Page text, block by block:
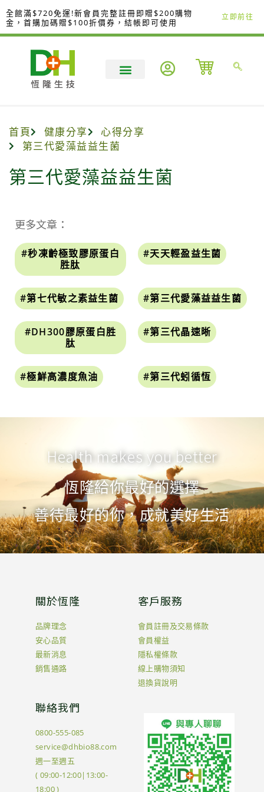
跳
至
主
全館滿$720免運!新會員完整註冊即贈$200購物
金，首購加碼贈$100折價券，結帳即可使用
立即前往
首頁 健康分享
心得分享
第三代愛藻益益生菌
第三代愛藻益益生菌
更多文章：
#秒凍齡極致膠原蛋白
胜肽
#天天輕盈益生菌
#第七代敏之素益生菌 #第三代愛藻益益生菌
#DH300膠原蛋白胜
肽
#第三代晶速晰
#極鮮高濃度魚油 #第三代蚓循恆
Health makes you better
恆隆給你最好的選擇
善待最好的你，成就美好生活
關於恆隆
品牌理念
安心品質
最新消息
銷售通路
客戶服務
會員註冊及交易條款
會員權益
隱私權條款
線上購物須知
退換貨說明
聯絡我們
0800-555-085
service@dhbio88.com
週一至週五
( 09:00-12:00|13:00-
18:00 )